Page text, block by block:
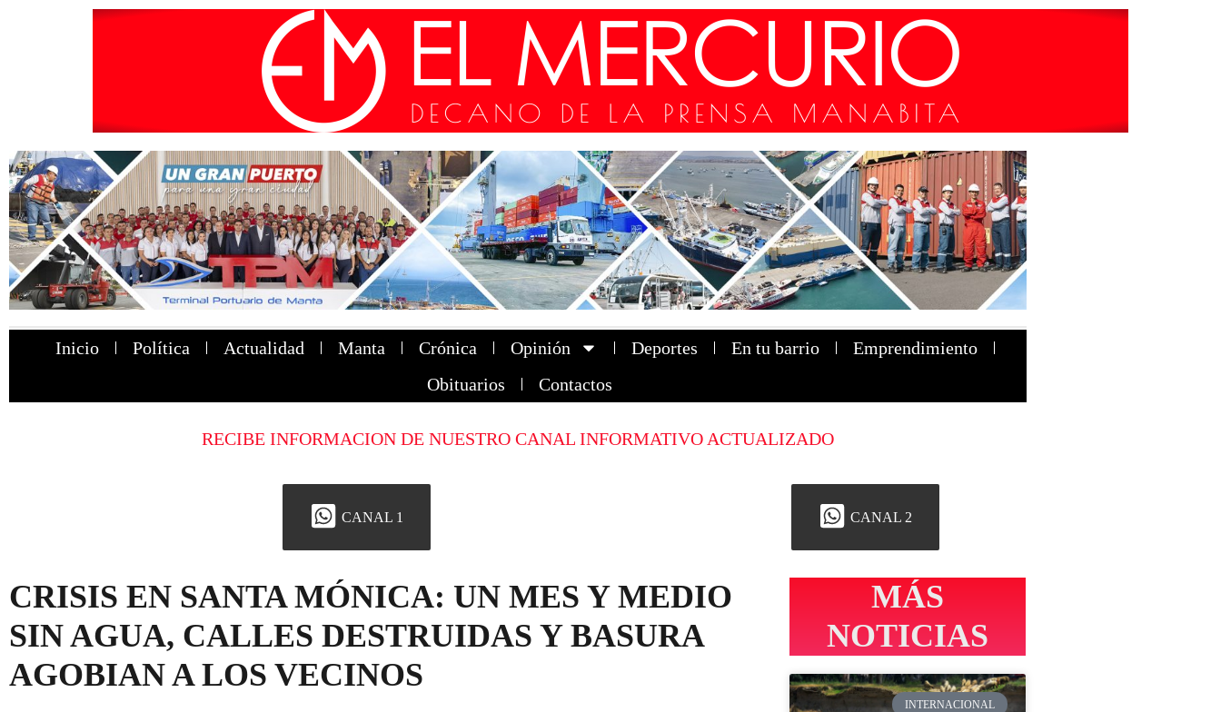
Inicio Política Actualidad Manta Crónica Opinión Deportes En tu barrio
Emprendimiento
Obituarios
Contactos
RECIBE INFORMACION DE NUESTRO CANAL INFORMATIVO ACTUALIZADO
CANAL 1 CANAL 2
CRISIS EN SANTA MÓNICA: UN MES Y MEDIO
SIN AGUA, CALLES DESTRUIDAS Y BASURA
AGOBIAN A LOS VECINOS
MÁS
NOTICIAS
INTERNACIONAL